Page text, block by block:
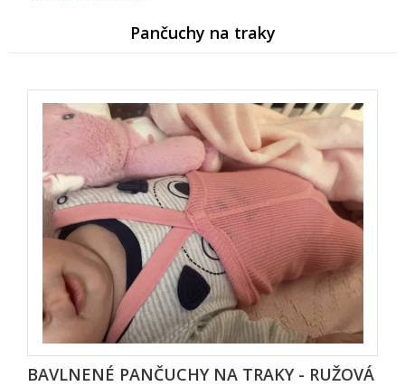
Pančuchy na traky
BAVLNENÉ PANČUCHY NA TRAKY - RUŽOVÁ